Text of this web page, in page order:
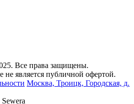
Все права защищены.
не является публичной офертой.
Москва, Троицк, Городская, д.